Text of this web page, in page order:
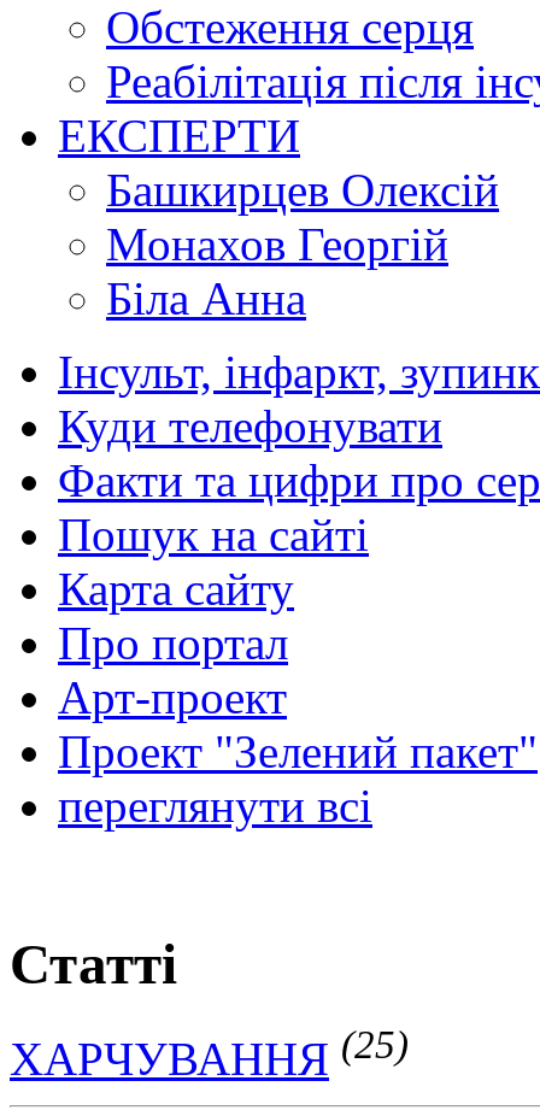
Обстеження серця
Реабілітація після
ЕКСПЕРТИ
Башкирцев Олексій
Монахов Георгій
Біла Анна
Інсульт, інфаркт,
Куди телефонувати
Факти та цифри про
Пошук на сайті
Карта сайту
Про портал
Арт-проект
Проект "Зелений пакет"
переглянути всі
Статті
ХАРЧУВАННЯ (25)